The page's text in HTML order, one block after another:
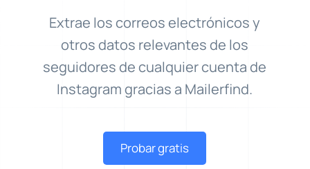
Extrae los correos electrónicos y
otros datos relevantes de los
seguidores de cualquier cuenta de
Instagram gracias a Mailerfind.
Probar gratis